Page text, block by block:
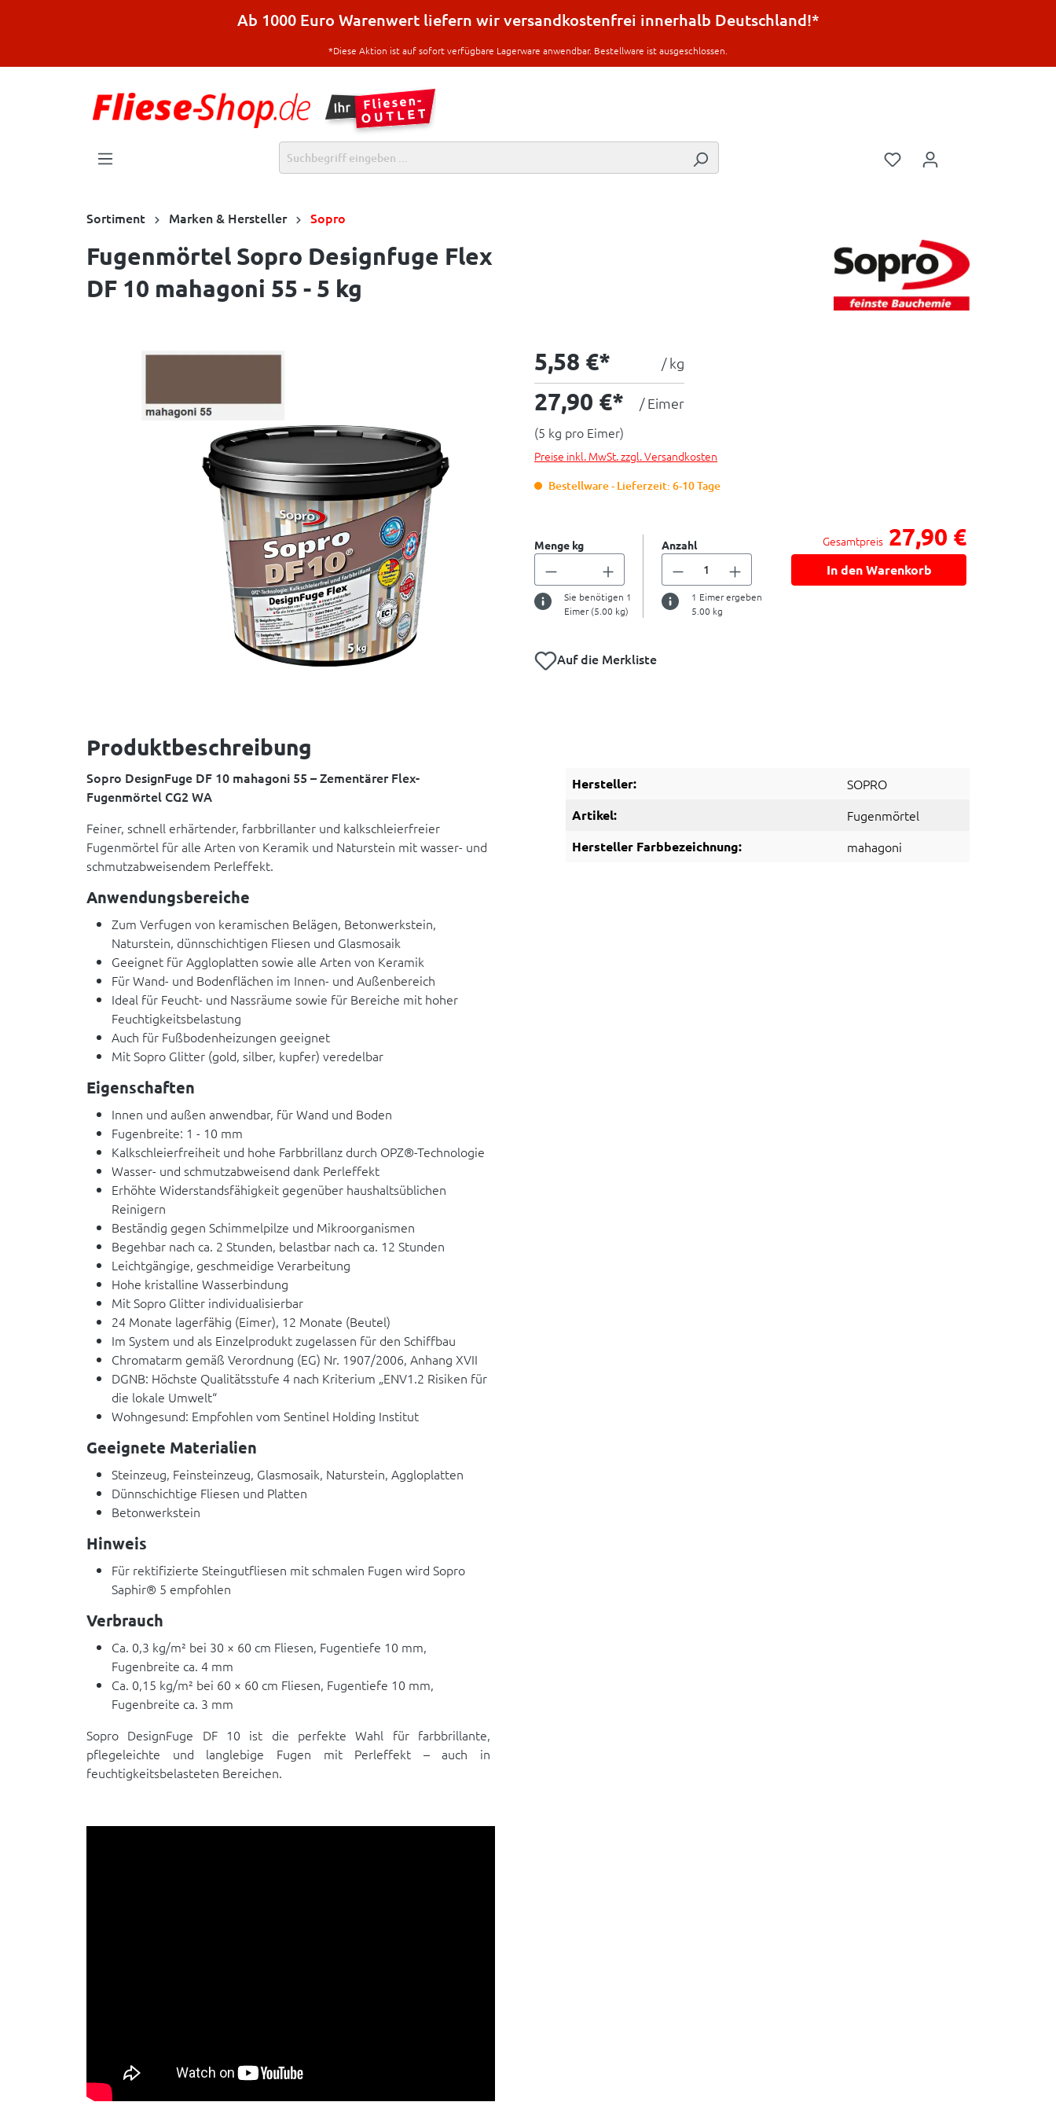
Ab 1000 Euro Warenwert liefern wir versandkostenfrei innerhalb Deutschland!*
*Diese Aktion ist auf sofort verfügbare Lagerware anwendbar. Bestellware ist ausgeschlossen.
Sortiment Marken & Hersteller Sopro
Fugenmörtel Sopro Designfuge Flex
DF 10 mahagoni 55 - 5 kg
5,58 €* / kg
27,90 €* / Eimer
(5 kg pro Eimer)
Preise inkl. MwSt. zzgl. Versandkosten
Bestellware - Lieferzeit: 6-10 Tage
Menge kg
Sie benötigen 1
Eimer (5.00 kg)
Anzahl
1 Eimer ergeben
5.00 kg
Gesamtpreis 27,90 €
In den Warenkorb
Auf die Merkliste
Produktbeschreibung
Sopro DesignFuge DF 10 mahagoni 55 – Zementärer Flex-
Fugenmörtel CG2 WA
Feiner, schnell erhärtender, farbbrillanter und kalkschleierfreier
Fugenmörtel für alle Arten von Keramik und Naturstein mit wasser- und
schmutzabweisendem Perleffekt.
Anwendungsbereiche
Zum Verfugen von keramischen Belägen, Betonwerkstein,
Naturstein, dünnschichtigen Fliesen und Glasmosaik
Geeignet für Aggloplatten sowie alle Arten von Keramik
Für Wand- und Bodenflächen im Innen- und Außenbereich
Ideal für Feucht- und Nassräume sowie für Bereiche mit hoher
Feuchtigkeitsbelastung
Auch für Fußbodenheizungen geeignet
Mit Sopro Glitter (gold, silber, kupfer) veredelbar
Eigenschaften
Innen und außen anwendbar, für Wand und Boden
Fugenbreite: 1 - 10 mm
Kalkschleierfreiheit und hohe Farbbrillanz durch OPZ®-Technologie
Wasser- und schmutzabweisend dank Perleffekt
Erhöhte Widerstandsfähigkeit gegenüber haushaltsüblichen
Reinigern
Beständig gegen Schimmelpilze und Mikroorganismen
Begehbar nach ca. 2 Stunden, belastbar nach ca. 12 Stunden
Leichtgängige, geschmeidige Verarbeitung
Hohe kristalline Wasserbindung
Mit Sopro Glitter individualisierbar
24 Monate lagerfähig (Eimer), 12 Monate (Beutel)
Im System und als Einzelprodukt zugelassen für den Schiffbau
Chromatarm gemäß Verordnung (EG) Nr. 1907/2006, Anhang XVII
DGNB: Höchste Qualitätsstufe 4 nach Kriterium „ENV1.2 Risiken für
die lokale Umwelt“
Wohngesund: Empfohlen vom Sentinel Holding Institut
Geeignete Materialien
Steinzeug, Feinsteinzeug, Glasmosaik, Naturstein, Aggloplatten
Dünnschichtige Fliesen und Platten
Betonwerkstein
Hinweis
Für rektifizierte Steingutfliesen mit schmalen Fugen wird Sopro
Saphir® 5 empfohlen
Verbrauch
Ca. 0,3 kg/m² bei 30 × 60 cm Fliesen, Fugentiefe 10 mm,
Fugenbreite ca. 4 mm
Ca. 0,15 kg/m² bei 60 × 60 cm Fliesen, Fugentiefe 10 mm,
Fugenbreite ca. 3 mm
Sopro DesignFuge DF 10 ist die perfekte Wahl für farbbrillante,
pflegeleichte und langlebige Fugen mit Perleffekt – auch in
feuchtigkeitsbelasteten Bereichen.
Hersteller: SOPRO
Artikel: Fugenmörtel
Hersteller Farbbezeichnung: mahagoni